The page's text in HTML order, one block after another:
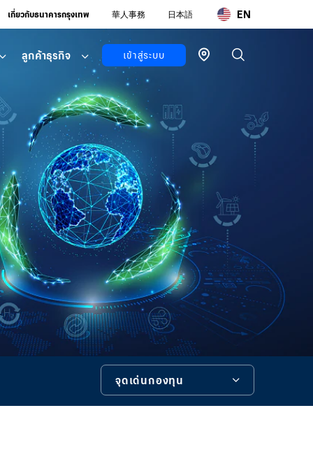
เกี่ยวกับธนาคารกรุงเทพ 華人事務 日本語 EN
ลูกค้าธุรกิจ เข้าสู่ระบบ
บัวหลวง ไอ
แบงก์กิ้ง
โมบายแบ
งก์กิ้ง
บัวหลวง ไอ
ฟันด์
ลูกค้า
ธุรกิจ
ไอแคช
บิซ ไอแบ
งก์กิ้ง
คอร์ปอเรท
จุดเด่นกองทุน